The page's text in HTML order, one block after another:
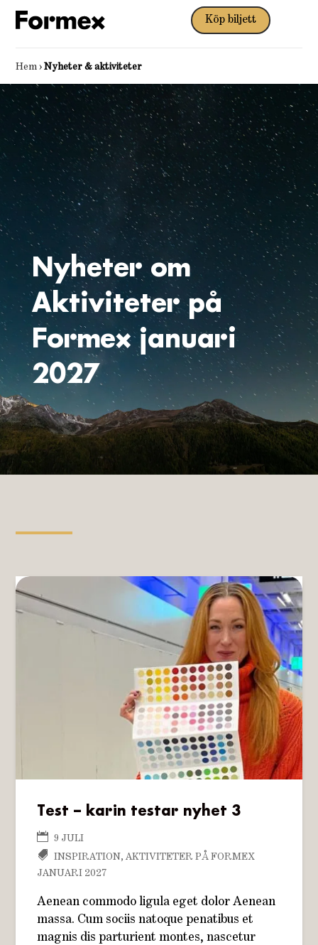
Köp biljett
Hem ›Nyheter & aktiviteter
Nyheter om
Aktiviteter på
Formex januari
2027
Test – karin testar nyhet 3
9 JULI
INSPIRATION ,AKTIVITETER PÅ FORMEX
JANUARI 2027
Aenean commodo ligula eget dolor Aenean
massa. Cum sociis natoque penatibus et
magnis dis parturient montes, nascetur